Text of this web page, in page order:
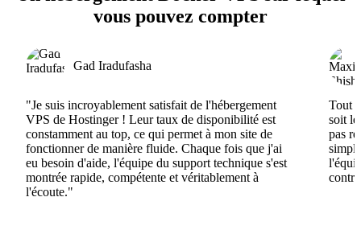
vous pouvez compter
Gad Iradufasha
"Je suis incroyablement satisfait de l'hébergement
VPS de Hostinger ! Leur taux de disponibilité est
constamment au top, ce qui permet à mon site de
fonctionner de manière fluide. Chaque fois que j'ai
eu besoin d'aide, l'équipe du support technique s'est
montrée rapide, compétente et véritablement à
l'écoute."
Tout
soit
pas